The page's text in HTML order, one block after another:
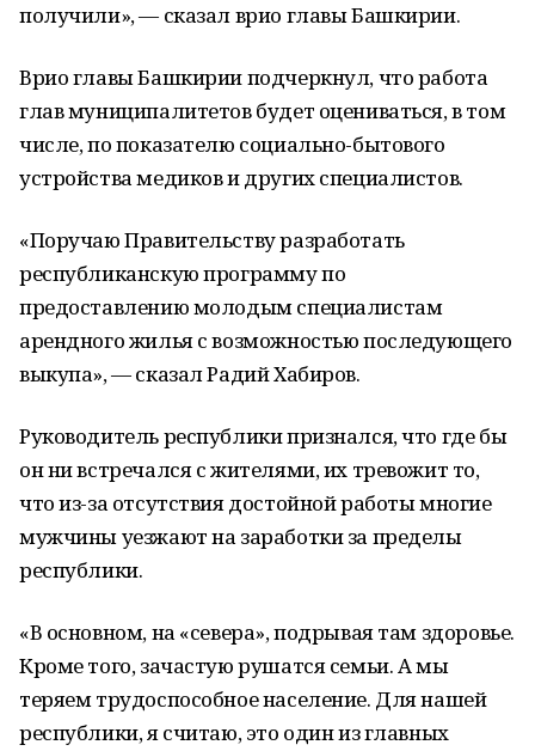
получили», — сказал врио главы Башкирии.
Врио главы Башкирии подчеркнул, что работа
глав муниципалитетов будет оцениваться, в том
числе, по показателю социально-бытового
устройства медиков и других специалистов.
«Поручаю Правительству разработать
республиканскую программу по
предоставлению молодым специалистам
арендного жилья с возможностью последующего
выкупа», — сказал Радий Хабиров.
Руководитель республики признался, что где бы
он ни встречался с жителями, их тревожит то,
что из-за отсутствия достойной работы многие
мужчины уезжают на заработки за пределы
республики.
«В основном, на «севера», подрывая там здоровье.
Кроме того, зачастую рушатся семьи. А мы
теряем трудоспособное население. Для нашей
республики, я считаю, это один из главных